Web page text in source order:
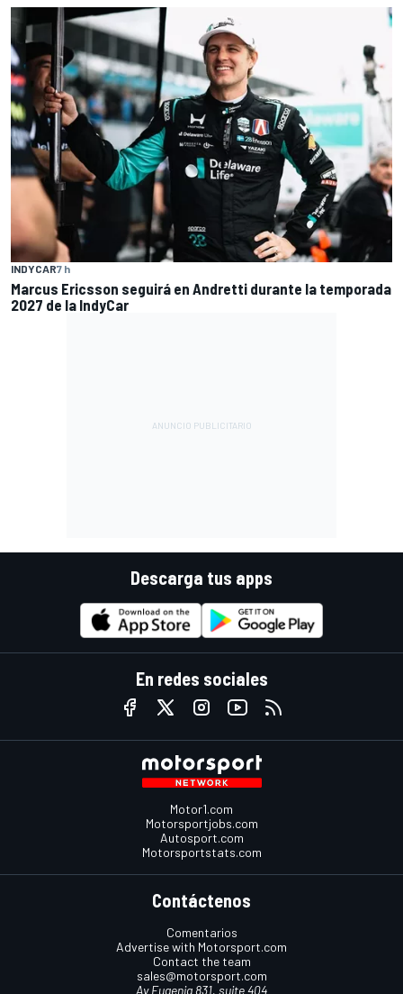
INDYCAR7 h
Marcus Ericsson seguirá en Andretti durante la temporada
2027 de la IndyCar
Descarga tus apps
En redes sociales
Motor1.com
Motorsportjobs.com
Autosport.com
Motorsportstats.com
Contáctenos
Comentarios
Advertise with Motorsport.com
Contact the team
sales@motorsport.com
Av Eugenia 831, suite 404